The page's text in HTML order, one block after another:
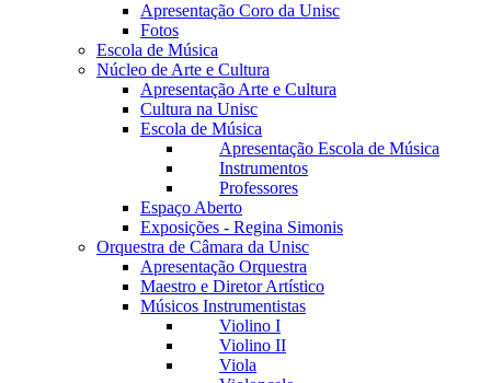
Apresentação Coro da Unisc
Fotos
Escola de Música
Núcleo de Arte e Cultura
Apresentação Arte e Cultura
Cultura na Unisc
Escola de Música
Apresentação Escola de Música
Instrumentos
Professores
Espaço Aberto
Exposições - Regina Simonis
Orquestra de Câmara da Unisc
Apresentação Orquestra
Maestro e Diretor Artístico
Músicos Instrumentistas
Violino I
Violino II
Viola